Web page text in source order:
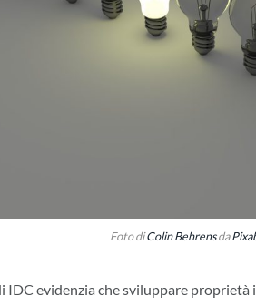
Foto diColin Behrensda
IDC evidenzia che sviluppare